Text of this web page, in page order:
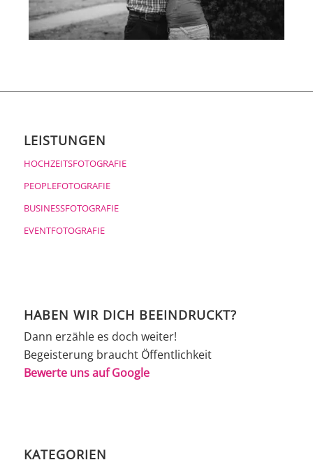
LEISTUNGEN
HOCHZEITSFOTOGRAFIE
PEOPLEFOTOGRAFIE
BUSINESSFOTOGRAFIE
EVENTFOTOGRAFIE
HABEN WIR DICH BEEINDRUCKT?
Dann erzähle es doch weiter!
Begeisterung braucht Öffentlichkeit
Bewerte uns auf Google
KATEGORIEN